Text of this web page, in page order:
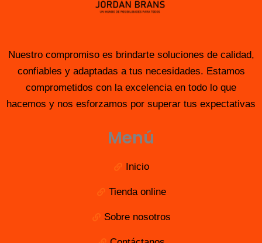
Nuestro compromiso es brindarte soluciones de calidad,
confiables y adaptadas a tus necesidades. Estamos
comprometidos con la excelencia en todo lo que
hacemos y nos esforzamos por superar tus expectativas
Menú
Inicio
Tienda online
Sobre nosotros